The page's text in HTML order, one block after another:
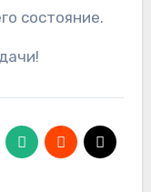
состояние.